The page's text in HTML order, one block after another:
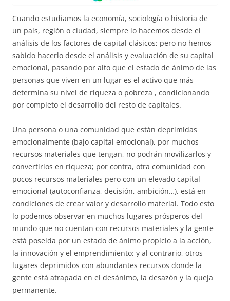
Cuando estudiamos la economía, sociología o historia de
un país, región o ciudad, siempre lo hacemos desde el
análisis de los factores de capital clásicos; pero no hemos
sabido hacerlo desde el análisis y evaluación de su capital
emocional, pasando por alto que el estado de ánimo de las
personas que viven en un lugar es el activo que más
determina su nivel de riqueza o pobreza , condicionando
por completo el desarrollo del resto de capitales.
Una persona o una comunidad que están deprimidas
emocionalmente (bajo capital emocional), por muchos
recursos materiales que tengan, no podrán movilizarlos y
convertirlos en riqueza; por contra, otra comunidad con
pocos recursos materiales pero con un elevado capital
emocional (autoconfianza, decisión, ambición…), está en
condiciones de crear valor y desarrollo material. Todo esto
lo podemos observar en muchos lugares prósperos del
mundo que no cuentan con recursos materiales y la gente
está poseída por un estado de ánimo propicio a la acción,
la innovación y el emprendimiento; y al contrario, otros
lugares deprimidos con abundantes recursos donde la
gente está atrapada en el desánimo, la desazón y la queja
permanente.